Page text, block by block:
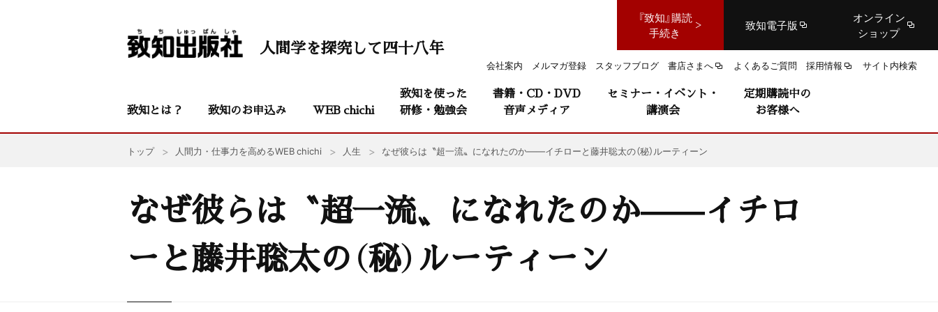
『致知』購読
手続き
致知電子版
オンライン
ショップ
会社案内 メルマガ登録 スタッフブログ 書店さまへ よくあるご質問 採用情報 サイト内検索
人間学を探究して四十八年
致知とは？ 致知のお申込み WEB chichi
致知を使った
研修・勉強会
書籍・CD・DVD
音声メディア
セミナー・イベント・
講演会
定期購読中の
お客様へ
トップ 人間力・仕事力を高めるWEB chichi 人生 なぜ彼らは〝超一流〟になれたのか——イチローと藤井聡太の（秘）ルーティーン
なぜ彼らは〝超一流〟になれたのか——イチロ
ーと藤井聡太の（秘）ルーティーン